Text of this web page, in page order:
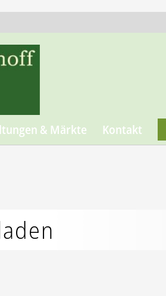
& Märkte Kontakt